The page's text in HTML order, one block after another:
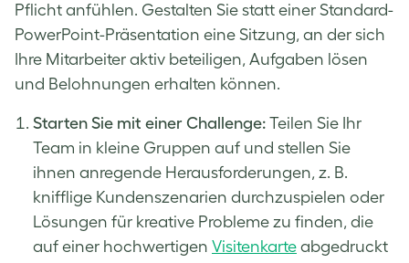
Pflicht anfühlen. Gestalten Sie statt einer Standard-
PowerPoint-Präsentation eine Sitzung, an der sich
Ihre Mitarbeiter aktiv beteiligen, Aufgaben lösen
und Belohnungen erhalten können.
Starten Sie mit einer Challenge: Teilen Sie Ihr
Team in kleine Gruppen auf und stellen Sie
ihnen anregende Herausforderungen, z. B.
knifflige Kundenszenarien durchzuspielen oder
Lösungen für kreative Probleme zu finden, die
auf einer hochwertigen Visitenkarte abgedruckt